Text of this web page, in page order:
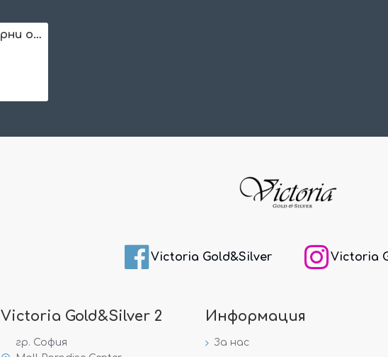
Детски сребърни обеци Stellar Flower
Victoria Gold&Silver Victoria
Victoria Gold&Silver 2
гр. София
Информация
За нас